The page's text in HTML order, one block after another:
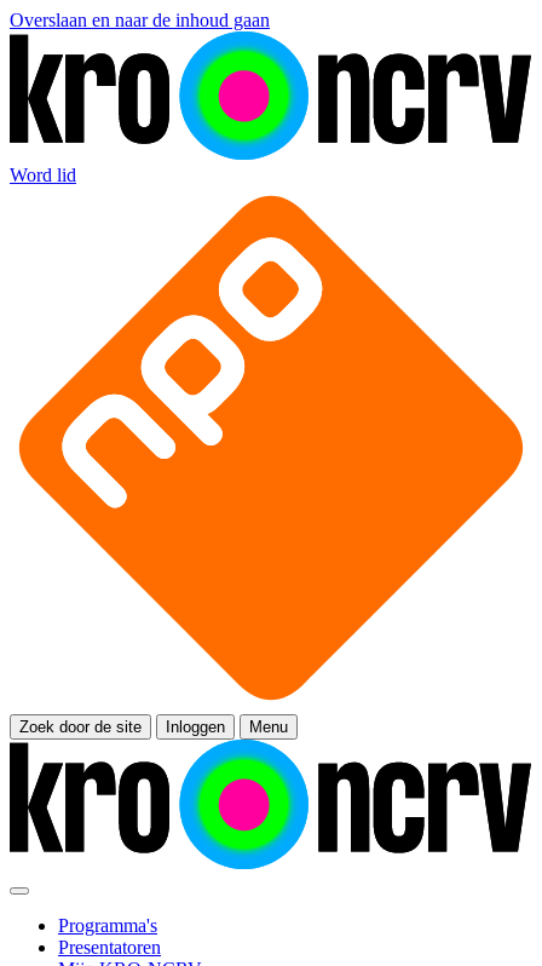
Overslaan en naar de inhoud gaan
Word lid
Zoek door de site Inloggen Menu
Programma's
Presentatoren